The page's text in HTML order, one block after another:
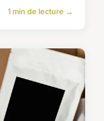
1 min de lecture →